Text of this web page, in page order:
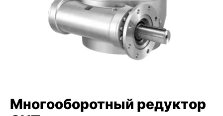
Многооборотный редуктор